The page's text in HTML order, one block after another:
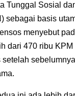
Tunggal Sosial
sebagai basis
menyebut
dari 470 ribu